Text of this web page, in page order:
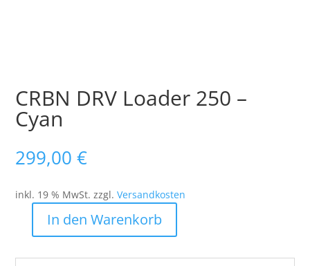
CRBN DRV Loader 250 –
Cyan
299,00€
inkl. 19 % MwSt. zzgl.Versandkosten
Loader
In den Warenkorb